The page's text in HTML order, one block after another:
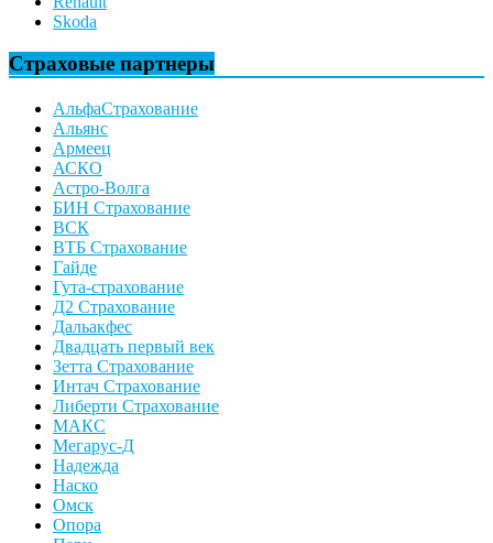
Skoda
Страховые партнеры
АльфаСтрахование
Альянс
Армеец
АСКО
Астро-Волга
БИН Страхование
ВСК
ВТБ Страхование
Гайде
Гута-страхование
Д2 Страхование
Дальакфес
Двадцать первый век
Зетта Страхование
Интач Страхование
Либерти Страхование
МАКС
Мегарус-Д
Надежда
Наско
Омск
Опора